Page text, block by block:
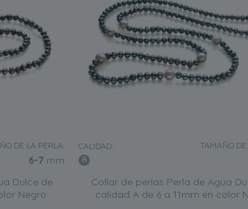
DE LA PERLA:
6-7 mm
Dulce de
Negro
CALIDAD: TAMAÑO
Collar de perlas Perla de Agua
calidad A de 6 a 11mm en color